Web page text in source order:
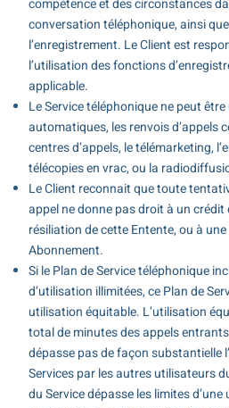
conversation téléphonique, ainsi
l’enregistrement. Le Client est
l’utilisation des fonctions
applicable.
Le Service téléphonique ne peut
automatiques, les renvois d’appels
centres d’appels, le télémarketing,
télécopies en vrac, ou la
Le Client reconnait que toute
appel ne donne pas droit à un crédit
résiliation de cette Entente, ou à
Abonnement.
Si le Plan de Service téléphonique
d’utilisation illimitées, ce Plan de
utilisation équitable. L’utilisation
total de minutes des appels
dépasse pas de façon substantielle
Services par les autres utilisateurs
du Service dépasse les limites